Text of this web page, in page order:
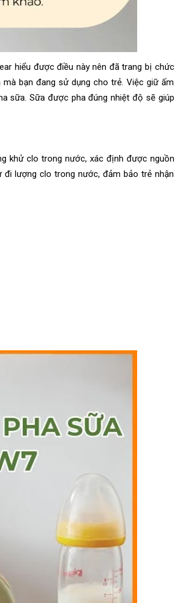
hiểu được điều này nên đã trang bị chức
bạn đang sử dụng cho trẻ. Việc giữ ấm
sữa. Sữa được pha đúng nhiệt độ sẽ giúp
khử clo trong nước, xác định được nguồn
lượng clo trong nước, đảm bảo trẻ nhận